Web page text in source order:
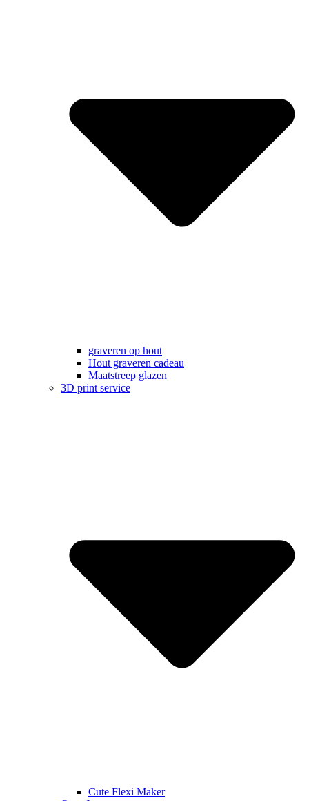
graveren op hout
Hout graveren cadeau
Maatstreep glazen
3D print service
Cute Flexi Maker